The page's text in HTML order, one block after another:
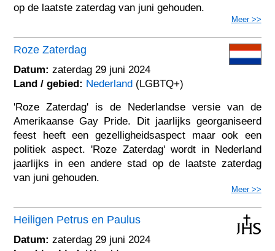
op de laatste zaterdag van juni gehouden.
Meer >>
Roze Zaterdag
Datum: zaterdag 29 juni 2024
Land / gebied: Nederland (LGBTQ+)
'Roze Zaterdag' is de Nederlandse versie van de
Amerikaanse Gay Pride. Dit jaarlijks georganiseerd
feest heeft een gezelligheidsaspect maar ook een
politiek aspect. 'Roze Zaterdag' wordt in Nederland
jaarlijks in een andere stad op de laatste zaterdag
van juni gehouden.
Meer >>
Heiligen Petrus en Paulus
Datum: zaterdag 29 juni 2024